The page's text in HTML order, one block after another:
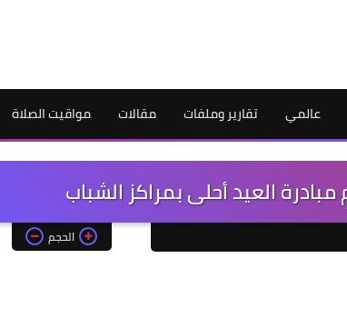
عالمي تقارير وملفات مقالات مواقيت الصلاة
الحجم